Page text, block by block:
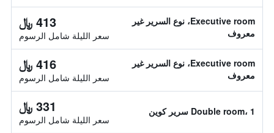
Executive room، نوع السرير غير
معروف
413 ﷼
سعر الليلة شامل الرسوم
Executive room، نوع السرير غير
معروف
416 ﷼
سعر الليلة شامل الرسوم
Double room، 1 سرير كوين 331 ﷼
سعر الليلة شامل الرسوم